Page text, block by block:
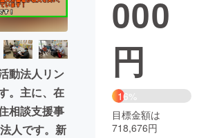
起業 チャレンジ
り・地域活性化
Social Good
CAMPFIRE Creation
るさと納税machi-ya コミュニティ
動法人リン
。主に、在
相談支援事
人です。新
000
円
16%
目標金額は
718,676円